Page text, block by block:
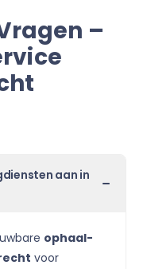
–
aan in
ophaal-
voor